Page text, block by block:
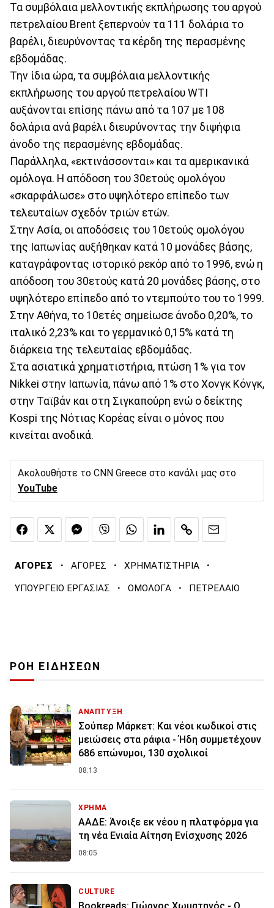
Τα συμβόλαια μελλοντικής εκπλήρωσης του αργού
πετρελαίου Brent ξεπερνούν τα 111 δολάρια το
βαρέλι, διευρύνοντας τα κέρδη της περασμένης
εβδομάδας.
Την ίδια ώρα, τα συμβόλαια μελλοντικής
εκπλήρωσης του αργού πετρελαίου WTI
αυξάνονται επίσης πάνω από τα 107 με 108
δολάρια ανά βαρέλι διευρύνοντας την διψήφια
άνοδο της περασμένης εβδομάδας.
Παράλληλα, «εκτινάσσονται» και τα αμερικανικά
ομόλογα. Η απόδοση του 30ετούς ομολόγου
«σκαρφάλωσε» στο υψηλότερο επίπεδο των
τελευταίων σχεδόν τριών ετών.
Στην Ασία, οι αποδόσεις του 10ετούς ομολόγου
της Ιαπωνίας αυξήθηκαν κατά 10 μονάδες βάσης,
καταγράφοντας ιστορικό ρεκόρ από το 1996, ενώ η
απόδοση του 30ετούς κατά 20 μονάδες βάσης, στο
υψηλότερο επίπεδο από το ντεμπούτο του το 1999.
Στην Αθήνα, το 10ετές σημείωσε άνοδο 0,20%, το
ιταλικό 2,23% και το γερμανικό 0,15% κατά τη
διάρκεια της τελευταίας εβδομάδας.
Στα ασιατικά χρηματιστήρια, πτώση 1% για τον
Nikkei στην Ιαπωνία, πάνω από 1% στο Χονγκ Κόνγκ,
στην Ταϊβάν και στη Σιγκαπούρη ενώ ο δείκτης
Kospi της Νότιας Κορέας είναι ο μόνος που
κινείται ανοδικά.
Ακολουθήστε το CNN Greece στο κανάλι μας στο
YouTube
ΑΓΟΡΕΣ · ΑΓΟΡΕΣ · ΧΡΗΜΑΤΙΣΤΗΡΙΑ ·
ΥΠΟΥΡΓΕΙΟ ΕΡΓΑΣΙΑΣ · ΟΜΟΛΟΓΑ · ΠΕΤΡΕΛΑΙΟ
ΡΟΗ ΕΙΔΗΣΕΩΝ
ΑΝΑΠΤΥΞΗ
Σούπερ Μάρκετ: Και νέοι κωδικοί στις
μειώσεις στα ράφια - Ήδη συμμετέχουν
686 επώνυμοι, 130 σχολικοί
08:13
ΧΡΗΜΑ
ΑΑΔΕ: Άνοιξε εκ νέου η πλατφόρμα για
τη νέα Ενιαία Αίτηση Ενίσχυσης 2026
08:05
CULTURE